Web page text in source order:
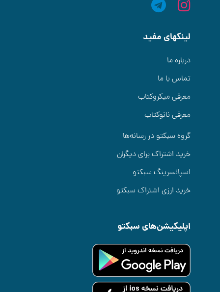
لینکهای مفید
درباره ما
تماس با ما
معرفی میکروکتاب
معرفی نانوکتاب
گروه سبکتو در رسانه‌ها
خرید اشتراک برای دیگران
اسپانسرینگ سبکتو
خرید ارزی اشتراک سبکتو
اپلیکیشن‌های سبکتو